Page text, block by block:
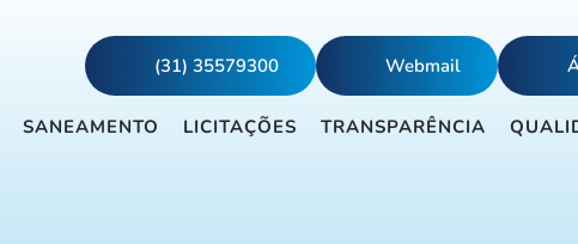
(31) 35579300 Webmail
SANEAMENTO LICITAÇÕES TRANSPARÊNCIA